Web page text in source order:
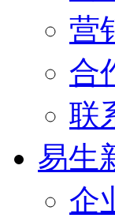
营
合
联
易生
企